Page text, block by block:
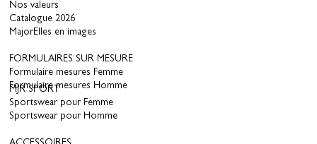
Nos valeurs
Catalogue 2026
MajorElles en images
FORMULAIRES SUR MESURE
Formulaire mesures Femme
Formulaire mesures Homme
MJR SPORT
Sportswear pour Femme
Sportswear pour Homme